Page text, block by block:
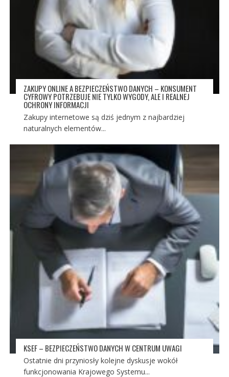
ZAKUPY ONLINE A BEZPIECZEŃSTWO DANYCH – KONSUMENT
CYFROWY POTRZEBUJE NIE TYLKO WYGODY, ALE I REALNEJ
OCHRONY INFORMACJI
Zakupy internetowe są dziś jednym z najbardziej
naturalnych elementów...
KSEF – BEZPIECZEŃSTWO DANYCH W CENTRUM UWAGI
Ostatnie dni przyniosły kolejne dyskusje wokół
funkcjonowania Krajowego Systemu...